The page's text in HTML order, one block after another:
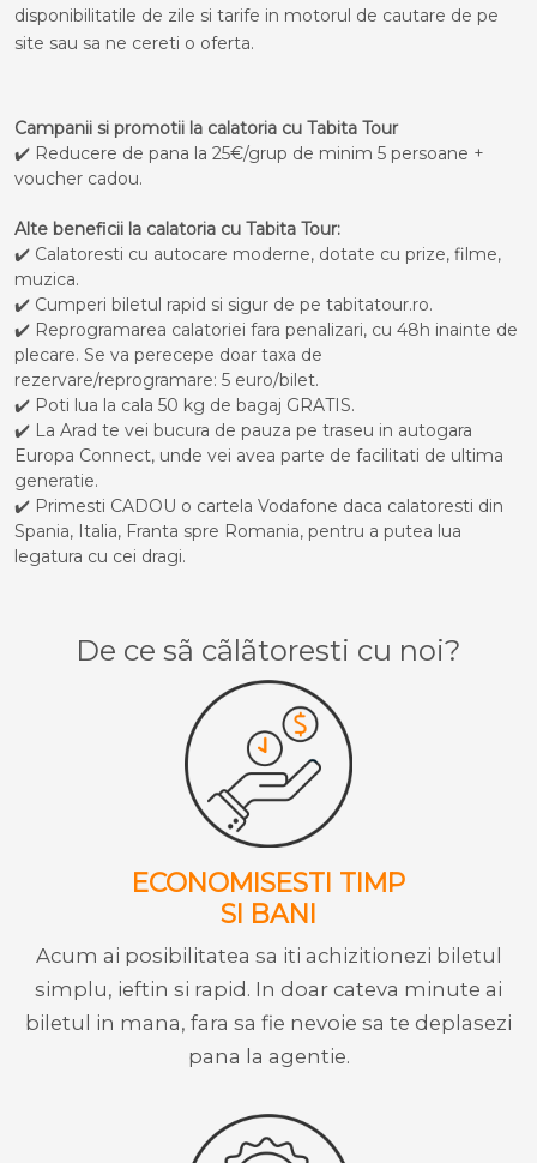
disponibilitatile de zile si tarife in motorul de cautare de pe
site sau sa ne cereti o oferta.
Campanii si promotii la calatoria cu Tabita Tour
✔️ Reducere de pana la 25€/grup de minim 5 persoane +
voucher cadou.
Alte beneficii la calatoria cu Tabita Tour:
✔️ Calatoresti cu autocare moderne, dotate cu prize, filme,
muzica.
✔️ Cumperi biletul rapid si sigur de pe tabitatour.ro.
✔️ Reprogramarea calatoriei fara penalizari, cu 48h inainte de
plecare. Se va perecepe doar taxa de
rezervare/reprogramare: 5 euro/bilet.
✔️ Poti lua la cala 50 kg de bagaj GRATIS.
✔️ La Arad te vei bucura de pauza pe traseu in autogara
Europa Connect, unde vei avea parte de facilitati de ultima
generatie.
✔️ Primesti CADOU o cartela Vodafone daca calatoresti din
Spania, Italia, Franta spre Romania, pentru a putea lua
legatura cu cei dragi.
De ce sã cãlãtoresti cu noi?
ECONOMISESTI TIMP
SI BANI
Acum ai posibilitatea sa iti achizitionezi biletul
simplu, ieftin si rapid. In doar cateva minute ai
biletul in mana, fara sa fie nevoie sa te deplasezi
pana la agentie.